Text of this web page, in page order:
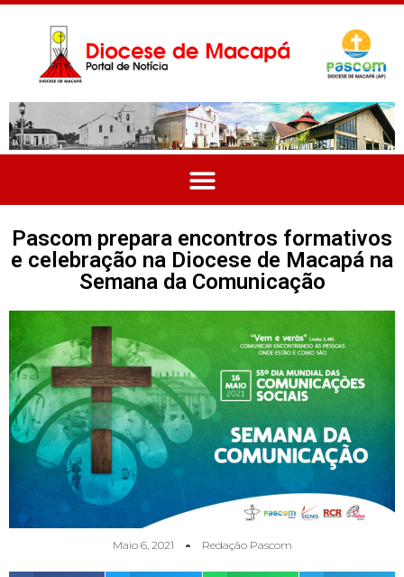
Pascom prepara encontros formativos
e celebração na Diocese de Macapá na
Semana da Comunicação
Maio 6, 2021 Redação Pascom